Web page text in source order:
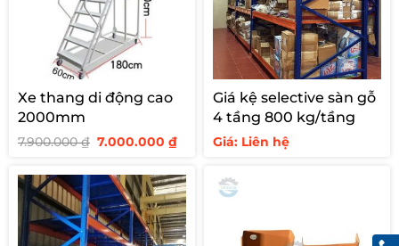
Xe thang di động cao
2000mm
7.900.000₫ Giá
7.900.000 ₫.
7.000.000₫Giá
là:
7.000.000 ₫.
Giá kệ selective sàn gỗ
4 tầng 800 kg/tầng
Giá: Liên hệ